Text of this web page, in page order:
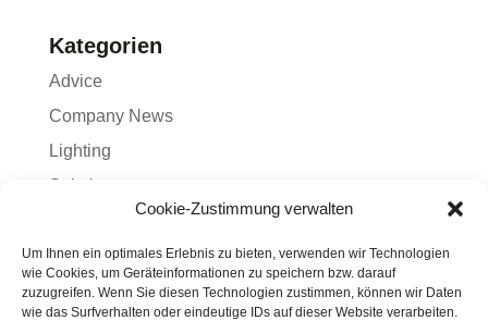
Cookie-Zustimmung verwalten
Um Ihnen ein optimales Erlebnis zu bieten, verwenden wir Technologien
wie Cookies, um Geräteinformationen zu speichern bzw. darauf
zuzugreifen. Wenn Sie diesen Technologien zustimmen, können wir Daten
wie das Surfverhalten oder eindeutige IDs auf dieser Website verarbeiten.
Kategorien
Advice
Company News
Lighting
Solution
Uncategorized
Wiring
Schlagwörter